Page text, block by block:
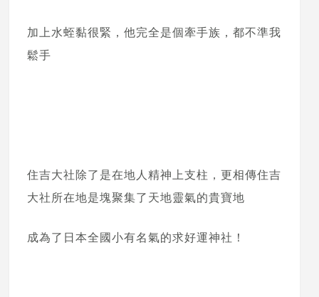
加上水蛭黏很緊，他完全是個牽手族，都不準我
鬆手
住吉大社除了是在地人精神上支柱，更相傳住吉
大社所在地是塊聚集了天地靈氣的貴寶地
成為了日本全國小有名氣的求好運神社！